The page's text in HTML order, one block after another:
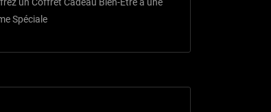
Spéciale